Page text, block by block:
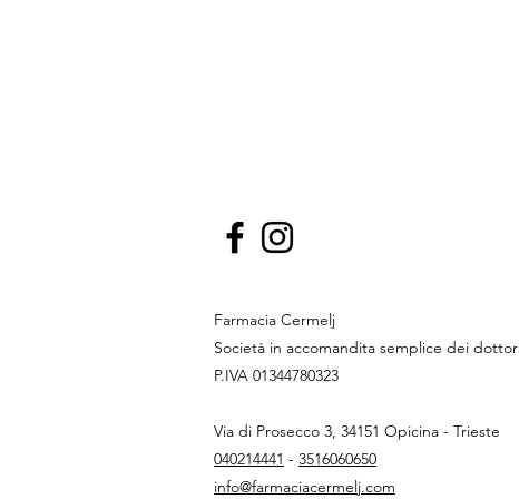
Farmacia Cermelj
Società in accomandita semplice dei
P.IVA 01344780323
Via di Prosecco 3, 34151 Opicina - Trieste
040214441 - 3516060650
info@farmaciacermelj.com